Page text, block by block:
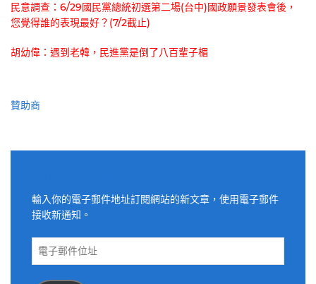
民意調查：6/29國民黨總統初選第二場(台中)國政願景發表會後，
您覺得誰的表現最好？(7/2截止)
胡幼偉：遇到老韓，民進黨是倒了八百輩子楣
贊助商
輸入你的電子郵件地址訂閱網站的新文章，使用電子郵件
接收新通知。
電